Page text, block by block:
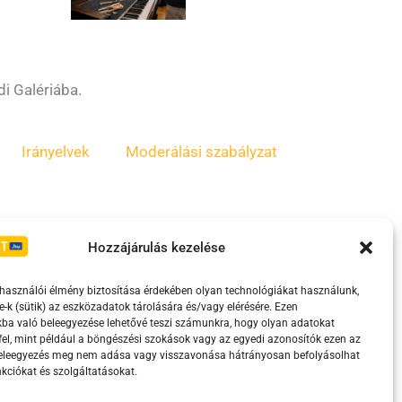
Hozzájárulás kezelése
élmény biztosítása érdekében olyan technológiákat használunk,
k (sütik) az eszközadatok tárolására és/vagy elérésére. Ezen
való beleegyezése lehetővé teszi számunkra, hogy olyan adatokat
mint például a böngészési szokások vagy az egyedi azonosítók ezen az
meg nem adása vagy visszavonása hátrányosan befolyásolhat
és szolgáltatásokat.
Galériába.
Irányelvek Moderálási szabályzat
támogatja.